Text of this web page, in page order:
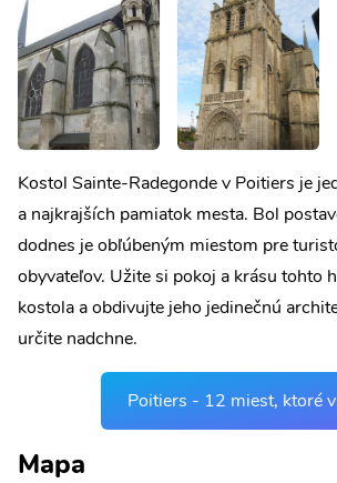
Kostol Sainte-Radegonde v Poitiers je
a najkrajších pamiatok mesta. Bol
dodnes je obľúbeným miestom pre
obyvateľov. Užite si pokoj a krásu tohto
kostola a obdivujte jeho jedinečnú
určite nadchne.
Poitiers - 12 miest, ktoré
Mapa